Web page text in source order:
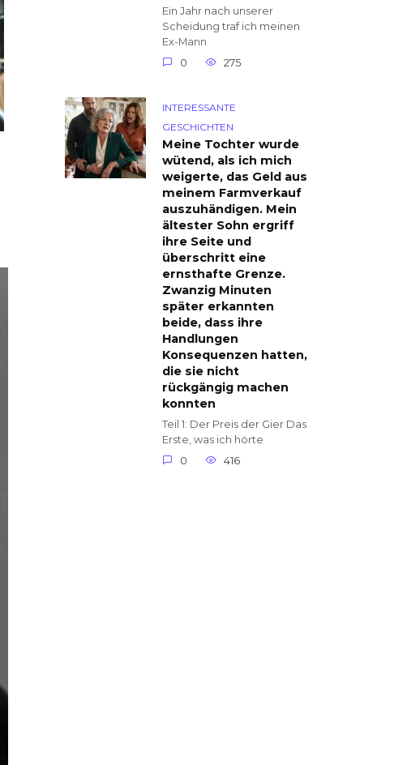
Ein Jahr nach unserer
Scheidung traf ich meinen
Ex-Mann
0
275
INTERESSANTE
GESCHICHTEN
Meine Tochter wurde
wütend, als ich mich
weigerte, das Geld aus
meinem Farmverkauf
auszuhändigen. Mein
ältester Sohn ergriff
ihre Seite und
überschritt eine
ernsthafte Grenze.
Zwanzig Minuten
später erkannten
beide, dass ihre
Handlungen
Konsequenzen hatten,
die sie nicht
rückgängig machen
konnten
Teil 1: Der Preis der Gier Das
Erste, was ich hörte
0
416